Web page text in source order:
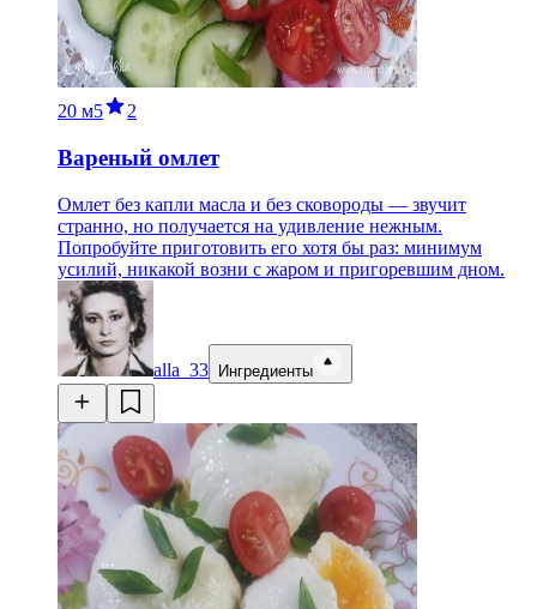
20 м5 2
Вареный омлет
Омлет без капли масла и без сковороды — звучит
странно, но получается на удивление нежным.
Попробуйте приготовить его хотя бы раз: минимум
усилий, никакой возни с жаром и пригоревшим дном.
alla_33 Ингредиенты